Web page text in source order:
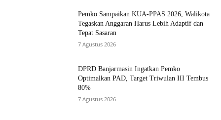
Pemko Sampaikan KUA-PPAS 2026, Walikota
Tegaskan Anggaran Harus Lebih Adaptif dan
Tepat Sasaran
7 Agustus 2026
DPRD Banjarmasin Ingatkan Pemko
Optimalkan PAD, Target Triwulan III Tembus
80%
7 Agustus 2026